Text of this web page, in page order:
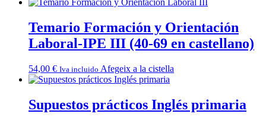
Temario Formación y Orientación
Laboral-IPE III (40-69 en castellano)
54,00 € Iva incluido Afegeix a la cistella
Supuestos prácticos Inglés primaria